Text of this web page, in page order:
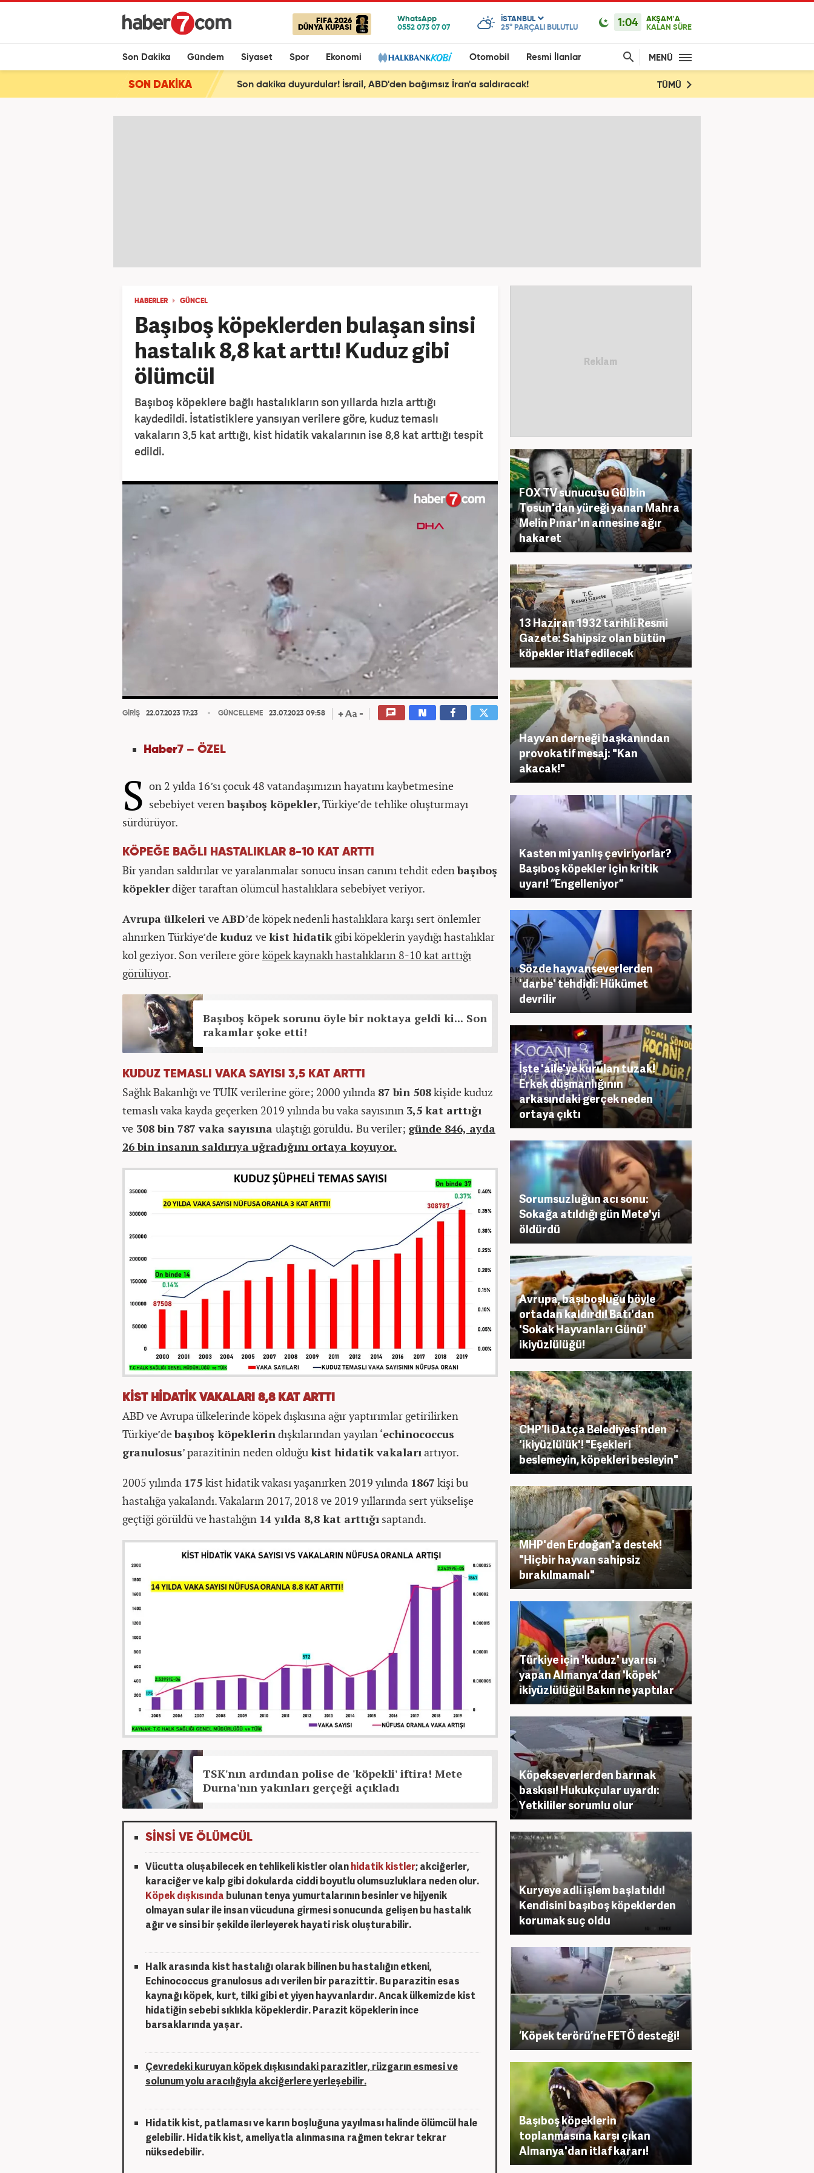
FIFA 2026
DÜNYA KUPASI
ISTANBUL
25° PARÇALI BULUTLU 1:04
AKŞAM'A
KALAN SÜRE
Son Dakika Gündem Siyaset Spor Ekonomi Otomobil Resmi İlanlar MENÜ
SON DAKİKA Son dakika duyurdular! İsrail, ABD'den bağımsız İran'a saldıracak! TÜMÜ
HABERLER GÜNCEL
Başıboş köpeklerden bulaşan sinsi
hastalık 8,8 kat arttı! Kuduz gibi
ölümcül
Başıboş köpeklere bağlı hastalıkların son yıllarda hızla arttığı
kaydedildi. İstatistiklere yansıyan verilere göre, kuduz temaslı
vakaların 3,5 kat arttığı, kist hidatik vakalarının ise 8,8 kat arttığı tespit
edildi.
GİRİŞ 22.07.2023 17:23 GÜNCELLEME 23.07.2023 09:58
Haber7 – ÖZEL
S on 2 yılda 16’sı çocuk 48 vatandaşımızın hayatını kaybetmesine
sebebiyet verenbaşıboş köpekler, Türkiye’de tehlike oluşturmayı
sürdürüyor.
KÖPEĞE BAĞLI HASTALIKLAR 8-10 KAT ARTTI
Bir yandan saldırılar ve yaralanmalar sonucu insan canını tehdit edenbaşıboş
köpeklerdiğer taraftan ölümcül hastalıklara sebebiyet veriyor.
Avrupa ülkeleriveABD’de köpek nedenli hastalıklara karşı sert önlemler
alınırken Türkiye’dekuduzvekist hidatikgibi köpeklerin yaydığı hastalıklar
kol geziyor. Son verilere göreköpek kaynaklı hastalıkların 8-10 kat arttığı
görülüyor.
Başıboş köpek sorunu öyle bir noktaya geldi ki... Son
rakamlar şoke etti!
KUDUZ TEMASLI VAKA SAYISI 3,5 KAT ARTTI
Sağlık Bakanlığı ve TÜİK verilerine göre; 2000 yılında 87 bin 508kişide kuduz
temaslı vaka kayda geçerken 2019 yılında bu vaka sayısının 3,5 kat arttığı
ve 308 bin 787 vaka sayısına ulaştığı görüldü. Bu veriler; günde 846, ayda
26 bin insanın saldırıya uğradığını ortaya koyuyor.
KİST HİDATİK VAKALARI 8,8 KAT ARTTI
ABD ve Avrupa ülkelerinde köpek dışkısına ağır yaptırımlar getirilirken
Türkiye’debaşıboş köpeklerindışkılarından yayılan ‘echinococcus
granulosus’ parazitinin neden olduğukist hidatik vakalarıartıyor.
2005 yılında 175 kist hidatik vakası yaşanırken 2019 yılında 1867 kişi bu
hastalığa yakalandı. Vakaların 2017, 2018 ve 2019 yıllarında sert yükselişe
geçtiği görüldü ve hastalığın 14 yılda 8,8 kat arttığı saptandı.
TSK'nın ardından polise de 'köpekli' iftira! Mete
Durna'nın yakınları gerçeği açıkladı
SİNSİ VE ÖLÜMCÜL
Vücutta oluşabilecek en tehlikeli kistler olanhidatik kistler; akciğerler,
karaciğer ve kalp gibi dokularda ciddi boyutlu olumsuzluklara neden olur.
Köpek dışkısında bulunan tenya yumurtalarının besinler ve hijyenik
olmayan sular ile insan vücuduna girmesi sonucunda gelişen bu hastalık
ağır ve sinsi bir şekilde ilerleyerek hayati risk oluşturabilir.
Halk arasında kist hastalığı olarak bilinen bu hastalığın etkeni,
Echinococcus granulosus adı verilen bir parazittir. Bu parazitin esas
kaynağı köpek, kurt, tilki gibi et yiyen hayvanlardır. Ancak ülkemizde kist
hidatiğin sebebi sıklıkla köpeklerdir. Parazit köpeklerin ince
barsaklarında yaşar.
Çevredeki kuruyan köpek dışkısındaki parazitler, rüzgarın esmesi ve
solunum yolu aracılığıyla akciğerlere yerleşebilir.
Hidatik kist, patlaması ve karın boşluğuna yayılması halinde ölümcül hale
gelebilir. Hidatik kist, ameliyatla alınmasına rağmen tekrar tekrar
nüksedebilir.
FOX TV sunucusu Gülbin
Tosun'dan yüreği yanan Mahra
Melin Pınar'ın annesine ağır
hakaret
13 Haziran 1932 tarihli Resmi
Gazete: Sahipsiz olan bütün
köpekler itlaf edilecek
Hayvan derneği başkanından
provokatif mesaj: "Kan
akacak!"
Kasten mi yanlış çeviriyorlar?
Başıboş köpekler için kritik
uyarı! “Engelleniyor”
Sözde hayvanseverlerden
'darbe' tehdidi: Hükümet
devrilir
İşte 'aile'ye kurulan tuzak!
Erkek düşmanlığının
arkasındaki gerçek neden
ortaya çıktı
Sorumsuzluğun acı sonu:
Sokağa atıldığı gün Mete'yi
öldürdü
Avrupa, başıboşluğu böyle
ortadan kaldırdı! Batı'dan
'Sokak Hayvanları Günü'
ikiyüzlülüğü!
CHP’li Datça Belediyesi’nden
'ikiyüzlülük'! "Eşekleri
beslemeyin, köpekleri besleyin"
MHP'den Erdoğan'a destek!
"Hiçbir hayvan sahipsiz
bırakılmamalı"
Türkiye için 'kuduz' uyarısı
yapan Almanya’dan 'köpek'
ikiyüzlülüğü! Bakın ne yaptılar
Köpekseverlerden barınak
baskısı! Hukukçular uyardı:
Yetkililer sorumlu olur
Kuryeye adli işlem başlatıldı!
Kendisini başıboş köpeklerden
korumak suç oldu
‘Köpek terörü’ne FETÖ desteği!
Başıboş köpeklerin
toplanmasına karşı çıkan
Almanya'dan itlaf kararı!